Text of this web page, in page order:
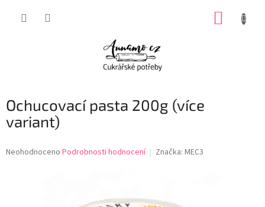
Ochucovací pasta 200g (více
variant)
Průměrné
Neohodnoceno Podrobnosti hodnocení Značka: MEC3